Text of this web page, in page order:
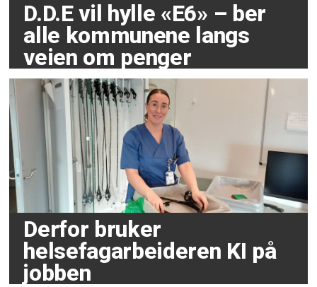
D.D.E vil hylle «E6» – ber
alle kommunene langs
veien om penger
Derfor bruker
helsefagarbeideren KI på
jobben